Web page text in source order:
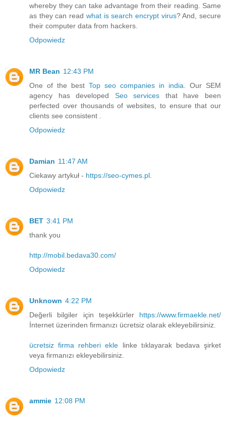
whereby they can take advantage from their reading. Same
as they can read what is search encrypt virus? And, secure
their computer data from hackers.
Odpowiedz
MR Bean 12:43 PM
One of the best Top seo companies in india . Our SEM
agency has developed Seo services that have been
perfected over thousands of websites, to ensure that our
clients see consistent .
Odpowiedz
Damian 11:47 AM
Ciekawy artykuł - https://seo-cymes.pl
Odpowiedz
BET 3:41 PM
thank you
http://mobil.bedava30.com/
Odpowiedz
Unknown 4:22 PM
Değerli bilgiler için teşekkürler https://www.firmaekle.net/
İnternet üzerinden firmanızı ücretsiz olarak ekleyebilirsiniz.
ücretsiz firma rehberi ekle linke tıklayarak bedava şirket
veya firmanızı ekleyebilirsiniz.
Odpowiedz
ammie 12:08 PM